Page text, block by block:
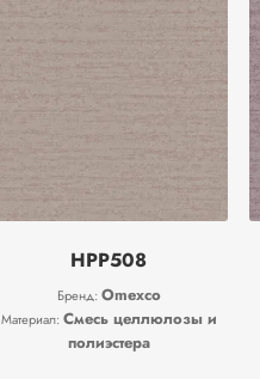
HPP508
Бренд: Omexco
Материал: Смесь целлюлозы и
полиэстера